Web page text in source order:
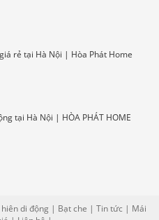
rẻ tại Hà Nội | Hòa Phát Home
tại Hà Nội | HÒA PHÁT HOME
di động | Bạt che |Tin tức | Mái